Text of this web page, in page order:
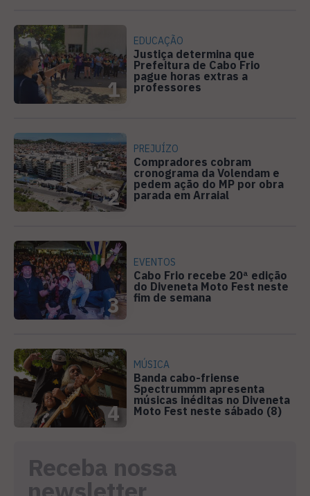
1
EDUCAÇÃO
Justiça determina que
Prefeitura de Cabo Frio
pague horas extras a
professores
2
PREJUÍZO
Compradores cobram
cronograma da Volendam e
pedem ação do MP por obra
parada em Arraial
3
EVENTOS
Cabo Frio recebe 20ª edição
do Diveneta Moto Fest neste
fim de semana
4
MÚSICA
Banda cabo-friense
Spectrummm apresenta
músicas inéditas no Diveneta
Moto Fest neste sábado (8)
Receba nossa